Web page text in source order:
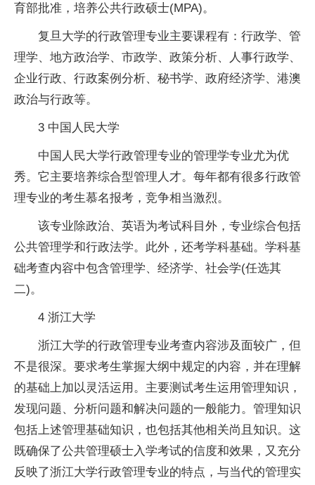
育部批准，培养公共行政硕士(MPA)。
复旦大学的行政管理专业主要课程有：行政学、管
理学、地方政治学、市政学、政策分析、人事行政学、
企业行政、行政案例分析、秘书学、政府经济学、港澳
政治与行政等。
3 中国人民大学
中国人民大学行政管理专业的管理学专业尤为优
秀。它主要培养综合型管理人才。每年都有很多行政管
理专业的考生慕名报考，竞争相当激烈。
该专业除政治、英语为考试科目外，专业综合包括
公共管理学和行政法学。此外，还考学科基础。学科基
础考查内容中包含管理学、经济学、社会学(任选其
二)。
4 浙江大学
浙江大学的行政管理专业考查内容涉及面较广，但
不是很深。要求考生掌握大纲中规定的内容，并在理解
的基础上加以灵活运用。主要测试考生运用管理知识，
发现问题、分析问题和解决问题的一般能力。管理知识
包括上述管理基础知识，也包括其他相关尚且知识。这
既确保了公共管理硕士入学考试的信度和效果，又充分
反映了浙江大学行政管理专业的特点，与当代的管理实